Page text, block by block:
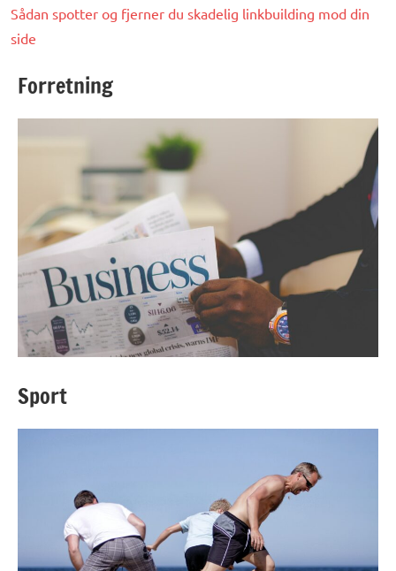
Sådan spotter og fjerner du skadelig linkbuilding mod din
side
Forretning
Sport